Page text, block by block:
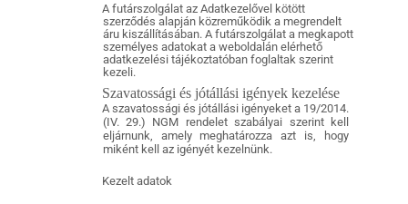
A futárszolgálat az Adatkezelővel kötött
szerződés alapján közreműködik a megrendelt
áru kiszállításában. A futárszolgálat a megkapott
személyes adatokat a weboldalán elérhető
adatkezelési tájékoztatóban foglaltak szerint
kezeli.
Szavatossági és jótállási igények kezelése
A szavatossági és jótállási igényeket a 19/2014.
(IV. 29.) NGM rendelet szabályai szerint kell
eljárnunk, amely meghatározza azt is, hogy
miként kell az igényét kezelnünk.
Kezelt adatok